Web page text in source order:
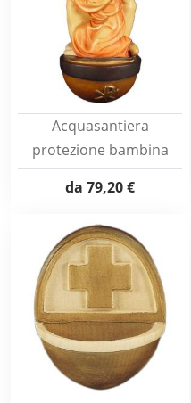
Acquasantiera
protezione bambina
da 79,20 €